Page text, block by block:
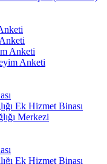
Anketi
Anketi
Ek Hizmet Binası
Merkezi
Ek Hizmet Binası